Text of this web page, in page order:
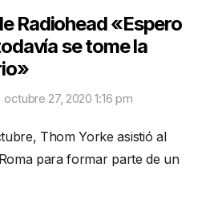
Radiohead «Espero
se tome la
octubre 27, 2020 1:16 pm
Thom Yorke asistió al
para formar parte de un